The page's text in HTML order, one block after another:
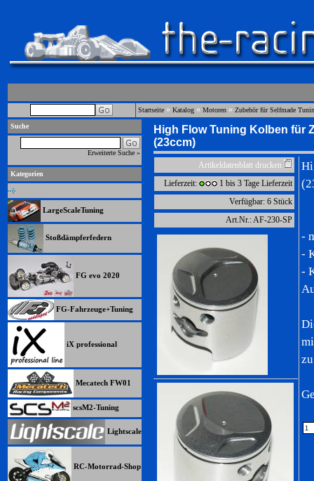
Startseite » Katalog » Motoren » Zubehör für Selfmade
Suche
Erweiterte Suche »
Kategorien
LargeScaleTuning
Stoßdämpferfedern
FG evo 2020
FG-Fahrzeuge+Tuning
iX professional
Mecatech FW01
scsM2-Tuning
Lightscale
RC-Motorrad-Shop
High Flow Tuning Kolben für
(23ccm)
Artikeldatenblatt drucken
Lieferzeit:
1 bis 3 Tage Lieferzeit
Verfügbar: 6 Stück
Art.Nr.: AF-230-SP
-
-
-